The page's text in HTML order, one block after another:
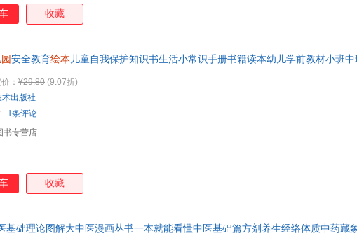
收藏
安全教育绘本 儿童自我保护知识书生活小常识手册书籍读本幼儿学前教材小班
： ¥29.80 (9.07折)
书专营店
1条评论
出版社
收藏
基础理论图解大中医漫画丛书一本就能看懂中医基础篇方剂养生经络体质中药藏